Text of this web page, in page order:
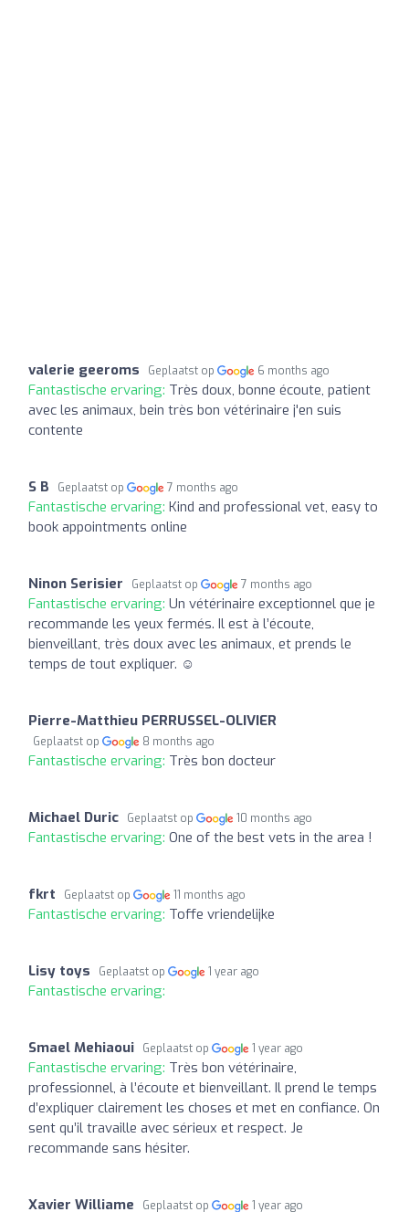
valerie geeroms Geplaatst op 6 months ago
Fantastische ervaring: Très doux, bonne écoute, patient
avec les animaux, bein très bon vétérinaire j'en suis
contente
S B Geplaatst op 7 months ago
Fantastische ervaring: Kind and professional vet, easy to
book appointments online
Ninon Serisier Geplaatst op 7 months ago
Fantastische ervaring: Un vétérinaire exceptionnel que je
recommande les yeux fermés. Il est à l’écoute,
bienveillant, très doux avec les animaux, et prends le
temps de tout expliquer. ☺️
Pierre-Matthieu PERRUSSEL-OLIVIER
Geplaatst op 8 months ago
Fantastische ervaring: Très bon docteur
Michael Duric Geplaatst op 10 months ago
Fantastische ervaring: One of the best vets in the area !
fkrt Geplaatst op 11 months ago
Fantastische ervaring: Toffe vriendelijke
Lisy toys Geplaatst op 1 year ago
Fantastische ervaring:
Smael Mehiaoui Geplaatst op 1 year ago
Fantastische ervaring: Très bon vétérinaire,
professionnel, à l’écoute et bienveillant. Il prend le temps
d’expliquer clairement les choses et met en confiance. On
sent qu’il travaille avec sérieux et respect. Je
recommande sans hésiter.
Xavier Williame Geplaatst op 1 year ago